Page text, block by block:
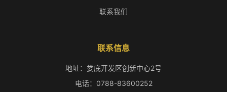
联系我们
联系信息
地址：娄底开发区创新中心2号
电话：0788-83600252